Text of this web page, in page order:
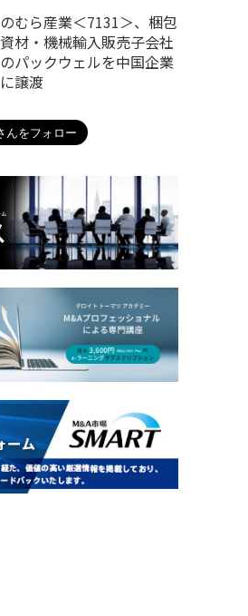
のむら産業＜7131＞、梱包
資材・機械輸入販売子会社
のパックウェルを中国企業
に譲渡